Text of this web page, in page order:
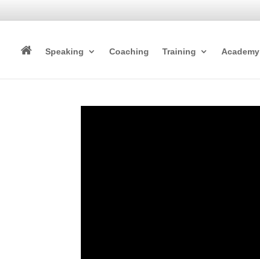
Speaking Coaching Training Academy